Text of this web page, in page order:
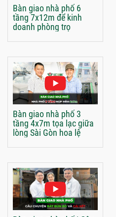
Bàn giao nhà phố 6
tầng 7x12m để kinh
doanh phòng trọ
Bàn giao nhà phố 3
tầng 4x7m tọa lạc giữa
lòng Sài Gòn hoa lệ